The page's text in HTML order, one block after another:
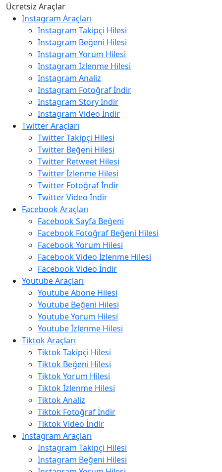
Ücretsiz Araçlar
Instagram Araçları
Instagram Takipçi Hilesi
Instagram Beğeni Hilesi
Instagram Yorum Hilesi
Instagram İzlenme Hilesi
Instagram Analiz
Instagram Fotoğraf İndir
Instagram Story İndir
Instagram Video İndir
Twitter Araçları
Twitter Takipçi Hilesi
Twitter Beğeni Hilesi
Twitter Retweet Hilesi
Twitter İzlenme Hilesi
Twitter Fotoğraf İndir
Twitter Video İndir
Facebook Araçları
Facebook Sayfa Beğeni
Facebook Fotoğraf Beğeni Hilesi
Facebook Yorum Hilesi
Facebook Video İzlenme Hilesi
Facebook Video İndir
Youtube Araçları
Youtube Abone Hilesi
Youtube Beğeni Hilesi
Youtube Yorum Hilesi
Youtube İzlenme Hilesi
Tiktok Araçları
Tiktok Takipçi Hilesi
Tiktok Beğeni Hilesi
Tiktok Yorum Hilesi
Tiktok İzlenme Hilesi
Tiktok Analiz
Tiktok Fotoğraf İndir
Tiktok Video İndir
Instagram Araçları
Instagram Takipçi Hilesi
Instagram Beğeni Hilesi